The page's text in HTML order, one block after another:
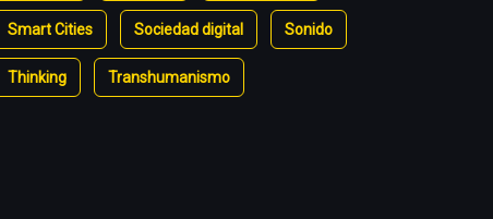
Smart Cities Sociedad digital Sonido
Thinking Transhumanismo